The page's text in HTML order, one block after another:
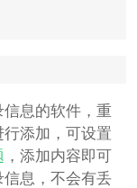
息的软件，重
添加，可设置
，添加内容即可
息，不会有丢